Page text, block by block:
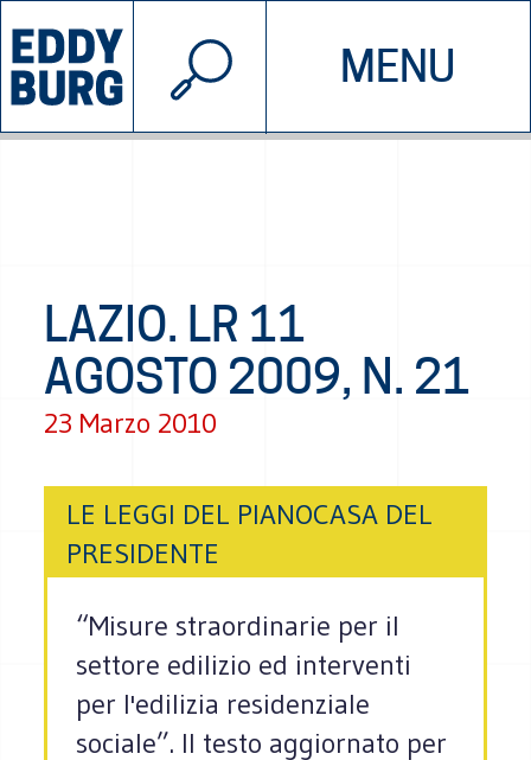
MENU
INIZIATIVE CHI SIAMO
© 2026 EDDYBURG
LAZIO. LR 11
AGOSTO 2009, N. 21
23 Marzo 2010
LE LEGGI DEL PIANOCASA DEL
PRESIDENTE
“Misure straordinarie per il
settore edilizio ed interventi
per l'edilizia residenziale
sociale”. Il testo aggiornato per